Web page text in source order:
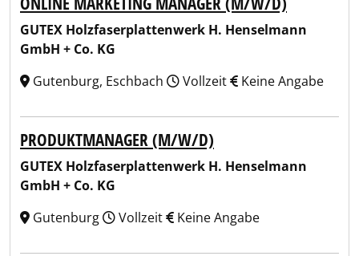
GUTEX Holzfaserplattenwerk H. Henselmann
GmbH + Co. KG
Gutenburg, Eschbach
Vollzeit Keine Angabe
PRODUKTMANAGER (M/W/D)
GUTEX Holzfaserplattenwerk H. Henselmann
GmbH + Co. KG
Gutenburg
Vollzeit Keine Angabe